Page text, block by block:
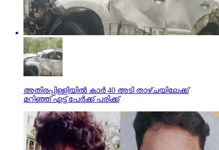
അതിരപ്പിള്ളിയില്‍ കാര്‍ 40 അടി താഴ്ചയിലേക്ക്
മറിഞ്ഞ് എട്ട് പേര്‍ക്ക് പരിക്ക്